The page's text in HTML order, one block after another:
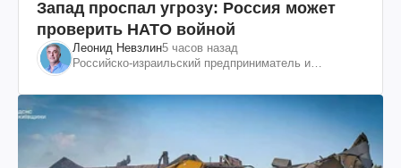
Запад проспал угрозу: Россия может
проверить НАТО войной
Леонид Невзлин5 часов назад
Российско-израильский предприниматель и
"ЮКОСа"